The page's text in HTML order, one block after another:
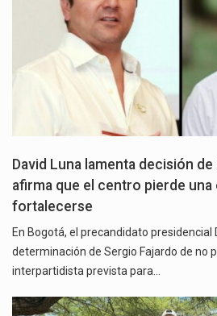
David Luna lamenta decisión
afirma que el centro pierde
fortalecerse
En Bogotá, el precandidato presidencial
determinación de Sergio Fajardo de no
interpartidista prevista para…